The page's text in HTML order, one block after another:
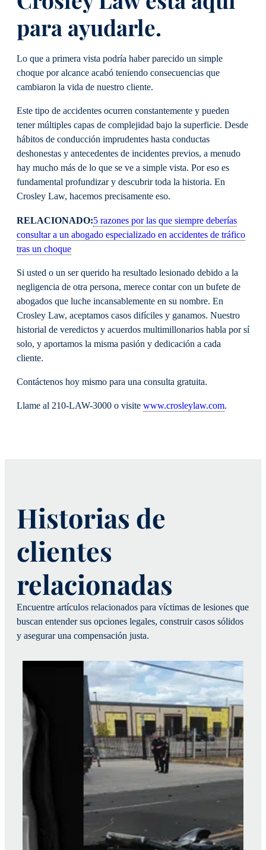
para ayudarle.
Lo que a primera vista podría haber parecido un simple
choque por alcance acabó teniendo consecuencias que
cambiaron la vida de nuestro cliente.
Este tipo de accidentes ocurren constantemente y pueden
tener múltiples capas de complejidad bajo la superficie. Desde
hábitos de conducción imprudentes hasta conductas
deshonestas y antecedentes de incidentes previos, a menudo
hay mucho más de lo que se ve a simple vista. Por eso es
fundamental profundizar y descubrir toda la historia. En
Crosley Law, hacemos precisamente eso.
RELACIONADO:5 razones por las que siempre deberías
consultar a un abogado especializado en accidentes de tráfico
tras un choque
Si usted o un ser querido ha resultado lesionado debido a la
negligencia de otra persona, merece contar con un bufete de
abogados que luche incansablemente en su nombre. En
Crosley Law, aceptamos casos difíciles y ganamos. Nuestro
historial de veredictos y acuerdos multimillonarios habla por sí
solo, y aportamos la misma pasión y dedicación a cada
cliente.
Contáctenos hoy mismo para una consulta gratuita.
Llame al 210-LAW-3000 o visite www.crosleylaw.com.
Historias de
clientes
relacionadas
Encuentre artículos relacionados para víctimas de lesiones que
buscan entender sus opciones legales, construir casos sólidos
y asegurar una compensación justa.